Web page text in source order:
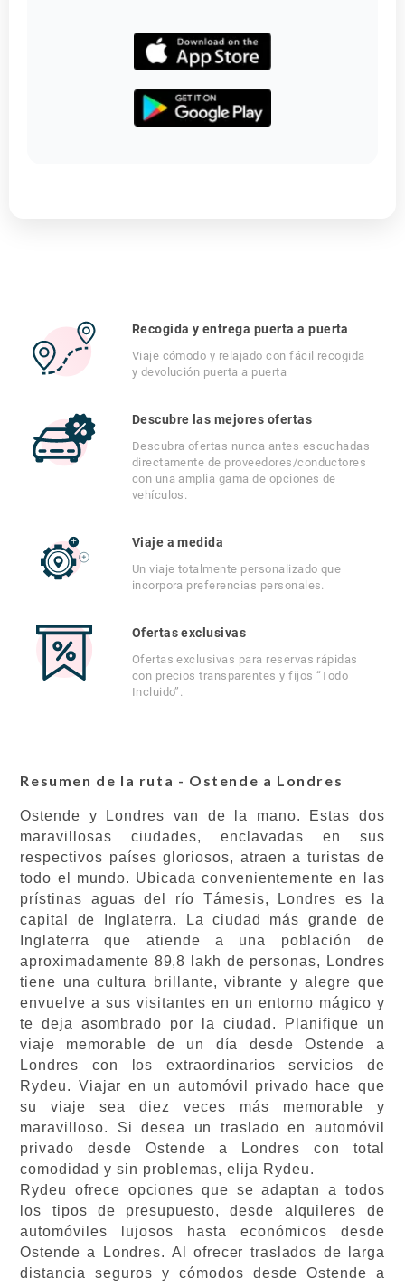
Recogida y entrega puerta a puerta
Viaje cómodo y relajado con fácil recogida
y devolución puerta a puerta
Descubre las mejores ofertas
Descubra ofertas nunca antes escuchadas
directamente de proveedores/conductores
con una amplia gama de opciones de
vehículos.
Viaje a medida
Un viaje totalmente personalizado que
incorpora preferencias personales.
Ofertas exclusivas
Ofertas exclusivas para reservas rápidas
con precios transparentes y fijos “Todo
Incluido”.
Resumen de la ruta - Ostende a Londres
Ostende y Londres van de la mano. Estas dos
maravillosas ciudades, enclavadas en sus
respectivos países gloriosos, atraen a turistas de
todo el mundo. Ubicada convenientemente en las
prístinas aguas del río Támesis, Londres es la
capital de Inglaterra. La ciudad más grande de
Inglaterra que atiende a una población de
aproximadamente 89,8 lakh de personas, Londres
tiene una cultura brillante, vibrante y alegre que
envuelve a sus visitantes en un entorno mágico y
te deja asombrado por la ciudad. Planifique un
viaje memorable de un día desde Ostende a
Londres con los extraordinarios servicios de
Rydeu. Viajar en un automóvil privado hace que
su viaje sea diez veces más memorable y
maravilloso. Si desea un traslado en automóvil
privado desde Ostende a Londres con total
comodidad y sin problemas, elija Rydeu.
Rydeu ofrece opciones que se adaptan a todos
los tipos de presupuesto, desde alquileres de
automóviles lujosos hasta económicos desde
Ostende a Londres. Al ofrecer traslados de larga
distancia seguros y cómodos desde Ostende a